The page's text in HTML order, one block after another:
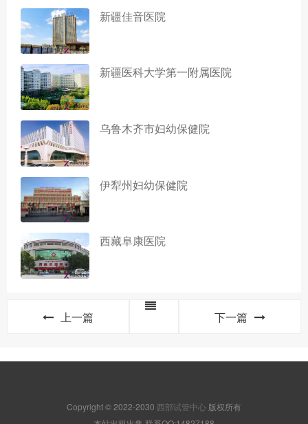
新疆佳音医院
新疆医科大学第一附属医院
乌鲁木齐市妇幼保健院
伊犁州妇幼保健院
西藏阜康医院
上一篇 下一篇
Copyright © 2022-2030 西部试管中心 版权所有